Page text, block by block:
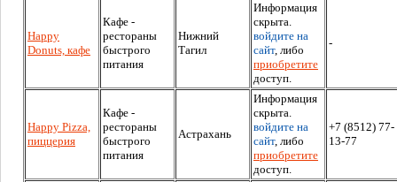
Happy
Donuts, кафе
Кафе -
рестораны
быстрого
питания
Нижний
Тагил
Информация
скрыта.
войдите на
сайт, либо
приобретите
доступ.
-
Happy Pizza,
пиццерия
Кафе -
рестораны
быстрого
питания
Астрахань
Информация
скрыта.
войдите на
сайт, либо
приобретите
доступ.
+7 (8512) 77-
13-77